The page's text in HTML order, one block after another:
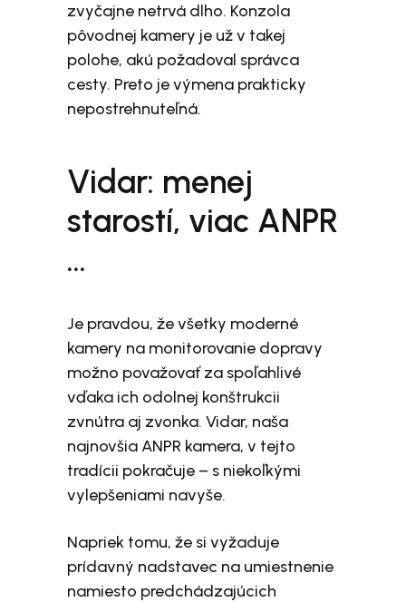
zvyčajne netrvá dlho. Konzola
pôvodnej kamery je už v takej
polohe, akú požadoval správca
cesty. Preto je výmena prakticky
nepostrehnuteľná.
Vidar: menej
starostí, viac ANPR
…
Je pravdou, že všetky moderné
kamery na monitorovanie dopravy
možno považovať za spoľahlivé
vďaka ich odolnej konštrukcii
zvnútra aj zvonka. Vidar, naša
najnovšia ANPR kamera, v tejto
tradícii pokračuje – s niekoľkými
vylepšeniami navyše.
Napriek tomu, že si vyžaduje
prídavný nadstavec na umiestnenie
namiesto predchádzajúcich